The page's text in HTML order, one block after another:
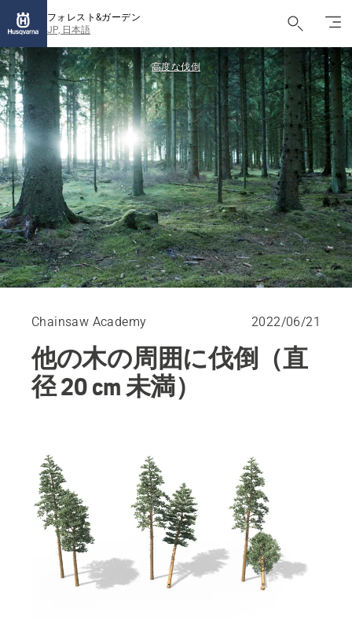
フォレスト&ガーデン
JP, 日本語
高度な伐倒
Chainsaw Academy 2022/06/21
他の木の周囲に伐倒（直
径 20 cm 未満）